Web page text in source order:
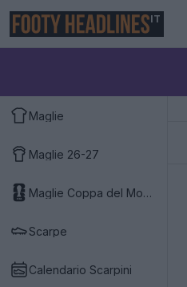
IT
Maglie
Maglie 26-27
Maglie Coppa del Mondo 2026
Scarpe
Calendario Scarpini